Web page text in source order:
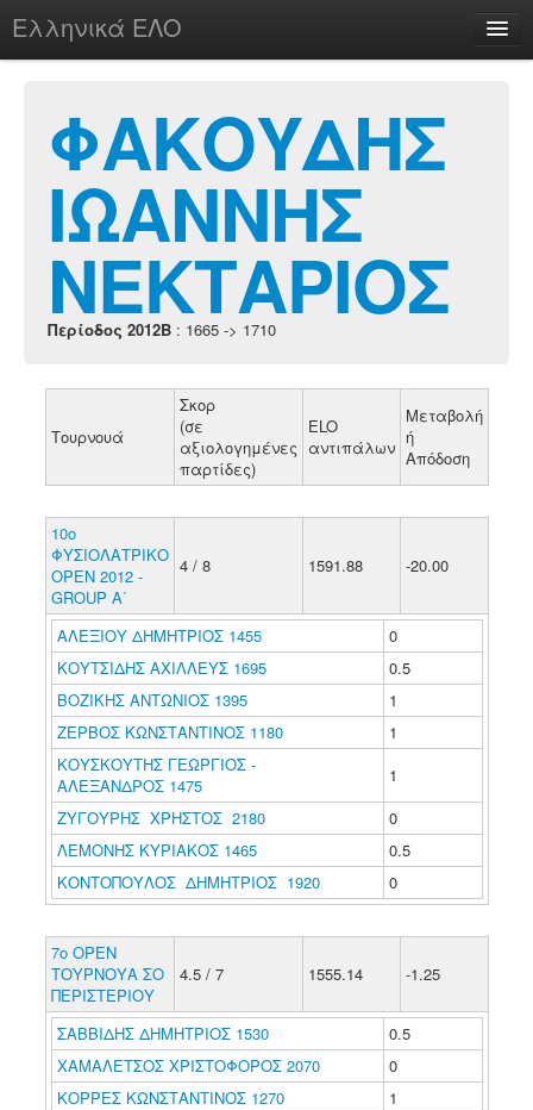
Ελληνικά ΕΛΟ
chesstu.be @ discord
Login
ΦΑΚΟΥΔΗΣ
ΙΩΑΝΝΗΣ
ΝΕΚΤΑΡΙΟΣ
Περίοδος 2012B : 1665 -> 1710
Τουρνουά
Σκορ
(σε
αξιολογημένες
παρτίδες)
ELO
αντιπάλων
Μεταβολή
ή
Απόδοση
10ο
ΦΥΣΙΟΛΑΤΡΙΚΟ
ΟΡΕΝ 2012 -
GROUP Α΄
4 / 8 1591.88 -20.00
ΑΛΕΞΙΟΥ ΔΗΜΗΤΡΙΟΣ 1455
0
ΚΟΥΤΣΙΔΗΣ ΑΧΙΛΛΕΥΣ 1695
0.5
ΒΟΖΙΚΗΣ ΑΝΤΩΝΙΟΣ 1395
1
ΖΕΡΒΟΣ ΚΩΝΣΤΑΝΤΙΝΟΣ 1180
1
ΚΟΥΣΚΟΥΤΗΣ ΓΕΩΡΓΙΟΣ -
ΑΛΕΞΑΝΔΡΟΣ 1475
1
ΖΥΓΟΥΡΗΣ ΧΡΗΣΤΟΣ 2180
0
ΛΕΜΟΝΗΣ ΚΥΡΙΑΚΟΣ 1465
0.5
ΚΟΝΤΟΠΟΥΛΟΣ ΔΗΜΗΤΡΙΟΣ 1920
0
7ο ΟΡΕΝ
ΤΟΥΡΝΟΥΑ ΣΟ
ΠΕΡΙΣΤΕΡΙΟΥ
4.5 / 7 1555.14 -1.25
ΣΑΒΒΙΔΗΣ ΔΗΜΗΤΡΙΟΣ 1530
0.5
ΧΑΜΑΛΕΤΣΟΣ ΧΡΙΣΤΟΦΟΡΟΣ 2070
0
ΚΟΡΡΕΣ ΚΩΝΣΤΑΝΤΙΝΟΣ 1270
1